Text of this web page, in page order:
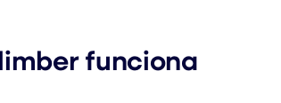
funciona